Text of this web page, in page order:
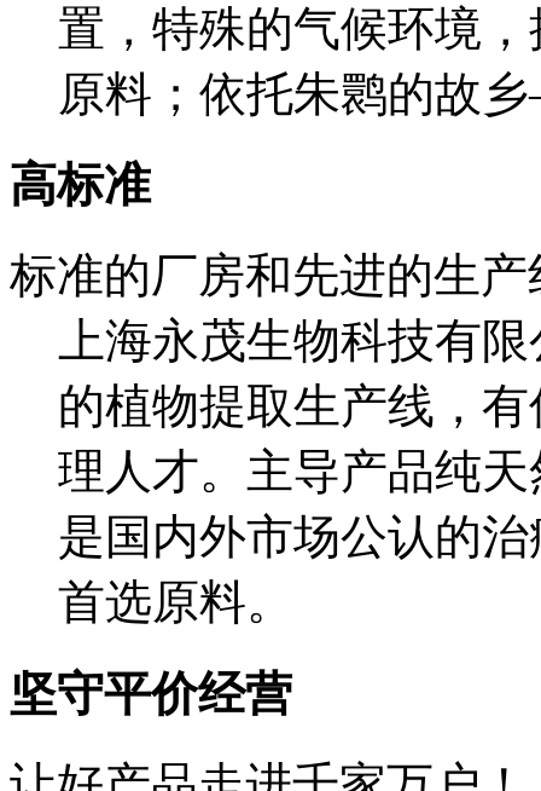
置，特殊的气候环境
原料；依托朱鹮的故
高标准
标准的厂房和先进的生产
上海永茂生物科技有
的植物提取生产线，
理人才。主导产品纯
是国内外市场公认的
首选原料。
坚守平价经营